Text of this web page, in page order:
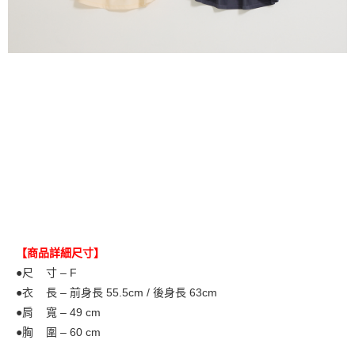
【商品詳細尺寸】
●尺 寸 – F
●衣 長 – 前身長 55.5cm / 後身長 63cm
●肩 寬 – 49 cm
●胸 圍 – 60 cm